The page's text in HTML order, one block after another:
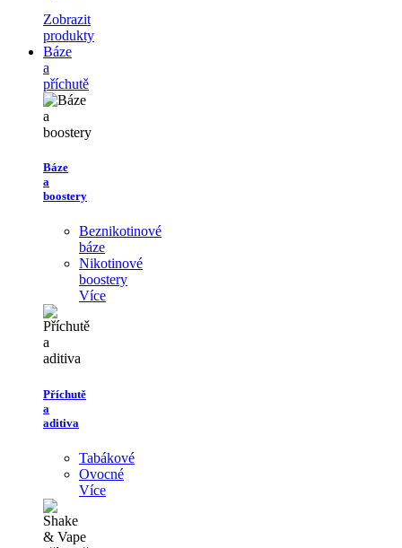
Zobrazit
produkty
Báze
a
příchutě
Báze
a
boostery
Beznikotinové
báze
Nikotinové
boostery
Více
Příchutě
a
aditiva
Tabákové
Ovocné
Více